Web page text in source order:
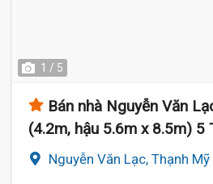
1 / 5
Bán nhà Nguyễn Văn
(4.2m, hậu 5.6m x 8.5m) 5
Nguyễn Văn Lạc, Thạnh Mỹ